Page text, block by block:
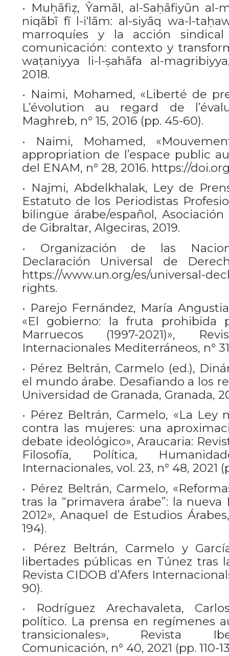
• Muḥāfiẓ, Ŷamāl, al-Saḥāfiyūn al-
niqābī fī l-i‘lām: al-siyāq wa-l-
marroquíes y la acción
comunicación: contexto y
waṭaniyya li-l-ṣahāfa al-
2018.
• Naimi, Mohamed, «Liberté de
L’évolution au regard de
Maghreb, n° 15, 2016 (pp. 45-60).
• Naimi, Mohamed,
appropriation de l’espace public
del ENAM, n° 28, 2016. https://
• Najmi, Abdelkhalak, Ley de
Estatuto de los Periodistas
bilingüe árabe/español,
de Gibraltar, Algeciras, 2019.
• Organización de las
Declaración Universal de
https://www.un.org/es/universal-
rights.
• Parejo Fernández, María
«El gobierno: la fruta prohibida
Marruecos (1997-2021)»,
Internacionales Mediterráneos, n°
• Pérez Beltrán, Carmelo (ed.),
el mundo árabe. Desafiando a los
Universidad de Granada, Granada,
• Pérez Beltrán, Carmelo, «La Ley
contra las mujeres: una
debate ideológico», Araucaria:
Filosofía, Política,
Internacionales, vol. 23, n° 48, 2021
• Pérez Beltrán, Carmelo,
tras la “primavera árabe”: la
2012», Anaquel de Estudios
194).
• Pérez Beltrán, Carmelo y
libertades públicas en Túnez tras
Revista CIDOB d’Afers
90).
• Rodríguez Arechavaleta,
político. La prensa en regímenes
transicionales», Revista
Comunicación, n° 40, 2021 (pp. 110-